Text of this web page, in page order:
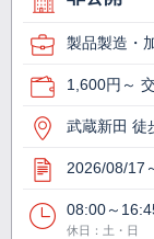
製品製造・
1,600円～
武蔵新田 徒
2026/08/17
08:00～
休日：土・日